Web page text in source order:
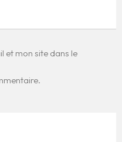
et mon site dans le